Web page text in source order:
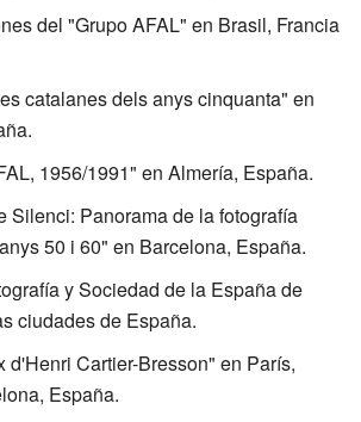
del "Grupo AFAL" en Brasil, Francia
catalanes dels anys cinquanta" en
1956/1991" en Almería, España.
Silenci: Panorama de la fotografía
50 i 60" en Barcelona, España.
y Sociedad de la España de
ciudades de España.
d'Henri Cartier-Bresson" en París,
España.